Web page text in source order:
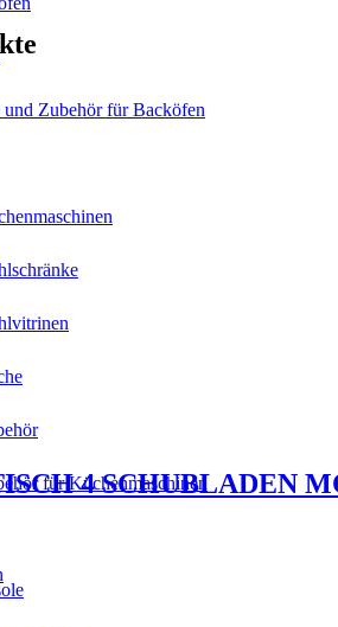
und Zubehör für Backöfen
für Küchenmaschinen
4 SCHUBLADEN